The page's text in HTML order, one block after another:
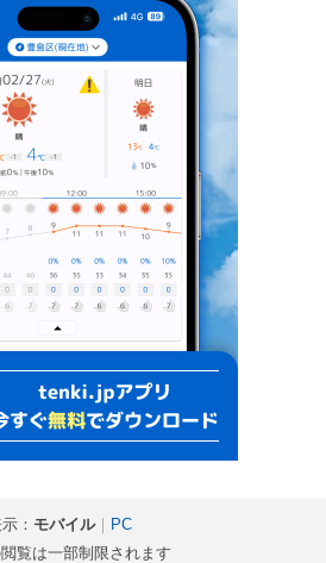
： モバイル｜
PC
覧は一部制限されます